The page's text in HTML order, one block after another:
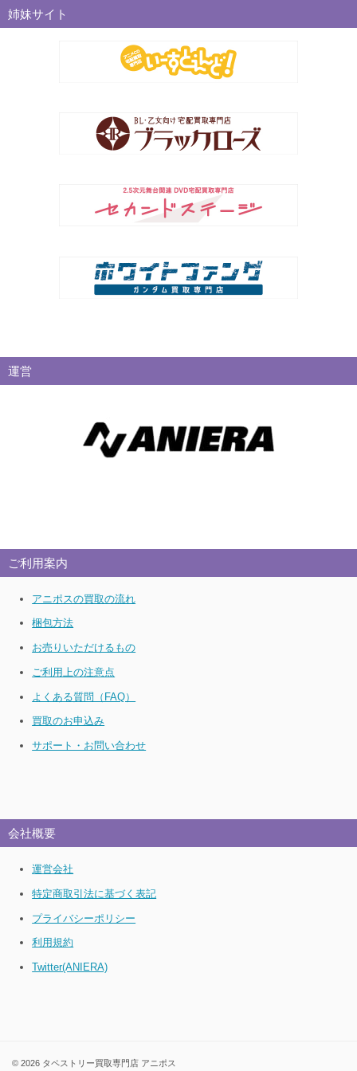
姉妹サイト
運営
ご利用案内
アニポスの買取の流れ
梱包方法
お売りいただけるもの
ご利用上の注意点
よくある質問（FAQ）
買取のお申込み
サポート・お問い合わせ
会社概要
運営会社
特定商取引法に基づく表記
プライバシーポリシー
利用規約
Twitter(ANIERA)
© 2026 タペストリー買取専門店 アニポス